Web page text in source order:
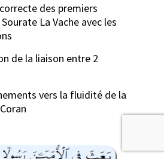
des premiers
La Vache avec les
de la liaison entre 2
vers la fluidité de la